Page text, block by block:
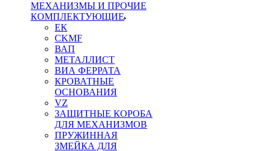
МЕХАНИЗМЫ И ПРОЧИЕ
КОМПЛЕКТУЮЩИЕ
ЕК
CKMF
ВАП
МЕТАЛЛИСТ
ВИА ФЕРРАТА
КРОВАТНЫЕ
ОСНОВАНИЯ
VZ
ЗАЩИТНЫЕ КОРОБА
ДЛЯ МЕХАНИЗМОВ
ПРУЖИННАЯ
ЗМЕЙКА ДЛЯ